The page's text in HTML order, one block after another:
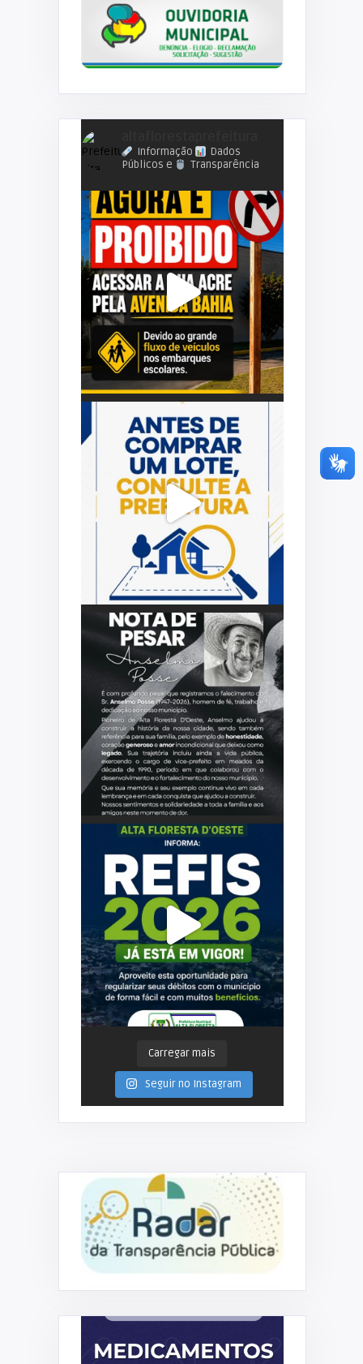
Informação
Dados
Públicos e
Transparência
Carregar mais
Seguir no Instagram